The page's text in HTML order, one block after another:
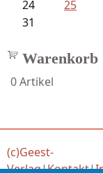
24
25
31
Warenkorb
0Artikel
(c)Geest-
Verlag|Kontakt|